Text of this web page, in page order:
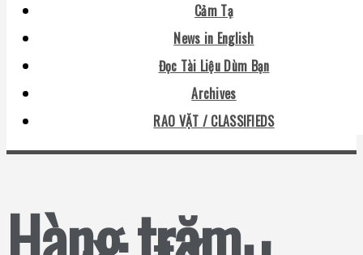
Cảm Tạ
News in English
Đọc Tài Liệu Dùm Bạn
Archives
RAO VẶT / CLASSIFIEDS